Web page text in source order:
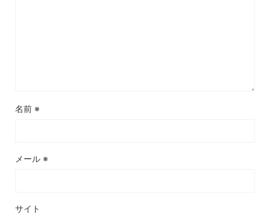
名前 ※
メール ※
サイト